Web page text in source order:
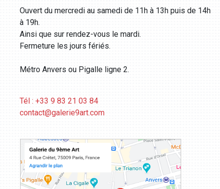
Ouvert du mercredi au samedi de 11h à 13h puis de 14h
à 19h.
Ainsi que sur rendez-vous le mardi.
Fermeture les jours fériés.
Métro Anvers ou Pigalle ligne 2.
Tél : +33 9 83 21 03 84
contact@galerie9art.com